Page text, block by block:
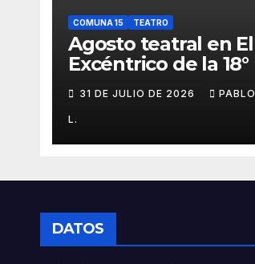
COMUNA 15 TEATRO
Agosto teatral en El
Excéntrico de la 18°
31 DE JULIO DE 2026 PABLO
L.
DATOS